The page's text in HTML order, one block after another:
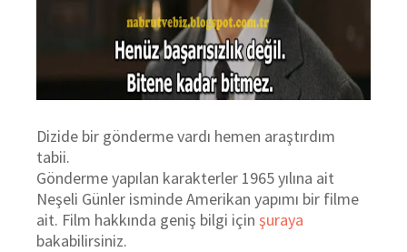
Dizide bir gönderme vardı hemen araştırdım
tabii.
Gönderme yapılan karakterler 1965 yılına ait
Neşeli Günler isminde Amerikan yapımı bir filme
ait. Film hakkında geniş bilgi için şuraya
bakabilirsiniz.